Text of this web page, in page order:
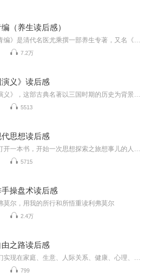
（养生读后感）
7.2万
演义》读后感
5513
思想读后感
5715
手操盘术读后感
莫尔，用我的所行和所悟重读利弗莫尔
2.4万
由之路读后感
799